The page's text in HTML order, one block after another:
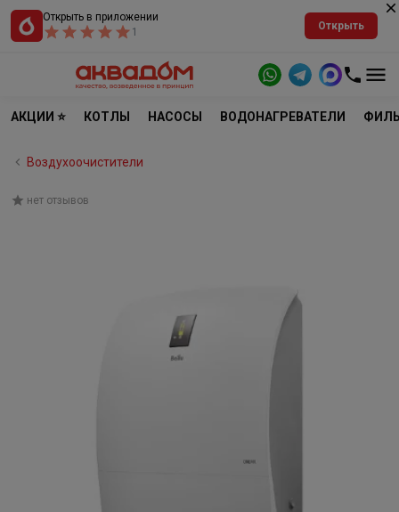
Открыть в приложении
1
Открыть
АКЦИИ ⭐ КОТЛЫ НАСОСЫ ВОДОНАГРЕВАТЕЛИ
Воздухоочистители
нет отзывов